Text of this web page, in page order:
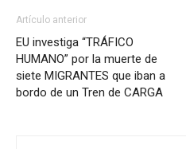
Artículo anterior
EU investiga “TRÁFICO
HUMANO” por la muerte de
siete MIGRANTES que iban a
bordo de un Tren de CARGA